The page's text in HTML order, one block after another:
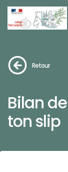
Retour
Bilan
ton slip